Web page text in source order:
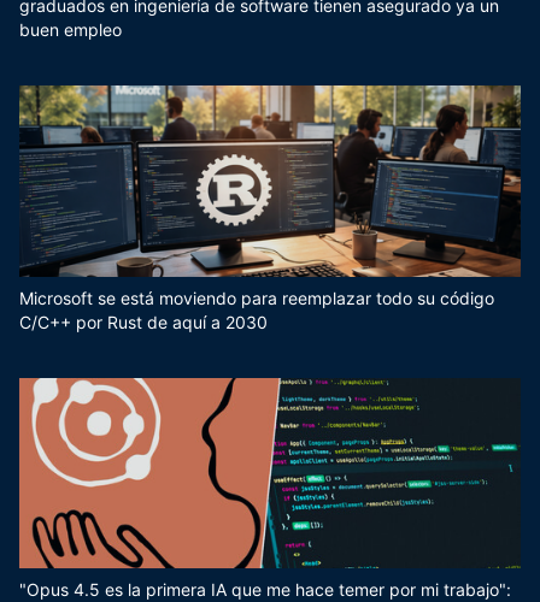
graduados en ingeniería de software tienen asegurado ya un
buen empleo
Microsoft se está moviendo para reemplazar todo su código
C/C++ por Rust de aquí a 2030
"Opus 4.5 es la primera IA que me hace temer por mi trabajo":